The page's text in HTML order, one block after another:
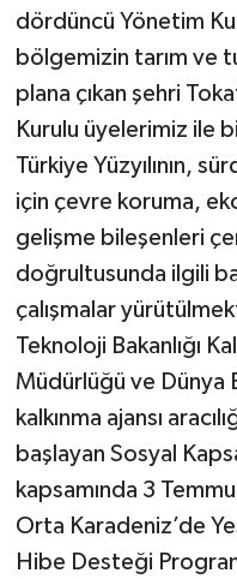
dördüncü Yönetim
bölgemizin tarım ve
plana çıkan şehri
Kurulu üyelerimiz ile
Türkiye Yüzyılının,
için çevre koruma,
gelişme bileşenleri
doğrultusunda ilgili
çalışmalar
Teknoloji Bakanlığı
Müdürlüğü ve Dünya
kalkınma ajansı
başlayan Sosyal
kapsamında 3
Orta Karadeniz’de
Hibe Desteği